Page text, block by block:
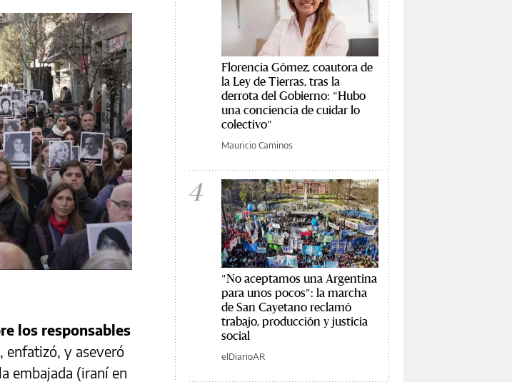
los responsables
enfatizó, y aseveró
embajada (iraní en
Florencia Gómez, coautora de
la Ley de Tierras, tras la
derrota del Gobierno: "Hubo
una conciencia de cuidar lo
colectivo"
Mauricio Caminos
4
"No aceptamos una Argentina
para unos pocos": la marcha
de San Cayetano reclamó
trabajo, producción y justicia
social
elDiarioAR